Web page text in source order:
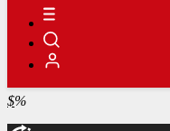
RİPPLE
TETHER
$%